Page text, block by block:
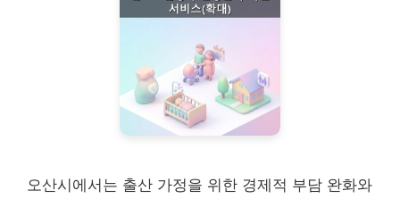
오산시에서는 출산 가정을 위한 경제적 부담 완화와